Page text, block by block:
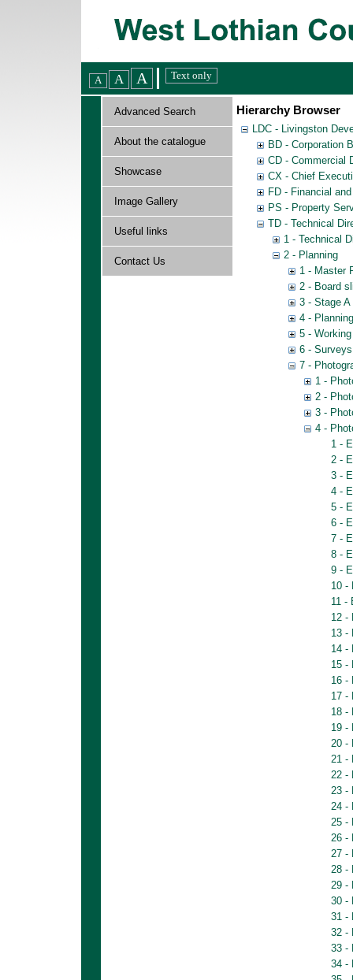
Advanced Search
About the catalogue
Showcase
Image Gallery
Useful links
Contact Us
Hierarchy Browser
LDC - Livingston
BD - Corporation
CD - Commercial
CX - Chief
FD - Financial
PS - Property
TD - Technical
1 - Technical
2 - Planning
1 - Master
2 - Board
3 - Stage A
4 -
5 -
6 -
7 -
1 -
2 -
3 -
4 -
1 -
2 -
3 -
4 -
5 -
6 -
7 -
8 -
9 -
10 -
11 -
12 -
13 -
14 -
15 -
16 -
17 -
18 -
19 -
20 -
21 -
22 -
23 -
24 -
25 -
26 -
27 -
28 -
29 -
30 -
31 -
32 -
33 -
34 -